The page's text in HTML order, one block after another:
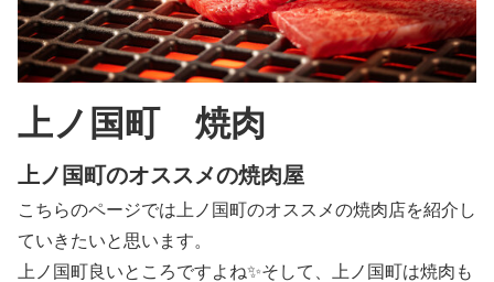
上ノ国町 焼肉
上ノ国町のオススメの焼肉屋
こちらのページでは上ノ国町のオススメの焼肉店を紹介し
ていきたいと思います。
上ノ国町良いところですよね✨そして、上ノ国町は焼肉も